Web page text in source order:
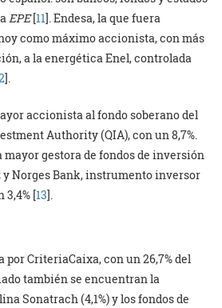
EPE[11]. Endesa, la que fuera
como máximo accionista, con más
a la energética Enel, controlada
].
accionista al fondo soberano del
Authority (QIA), con un 8,7%.
mayor gestora de fondos de inversión
y Norges Bank, instrumento inversor
3,4% [13].
CriteriaCaixa, con un 26,7% del
también se encuentran la
Sonatrach (4,1%) y los fondos de